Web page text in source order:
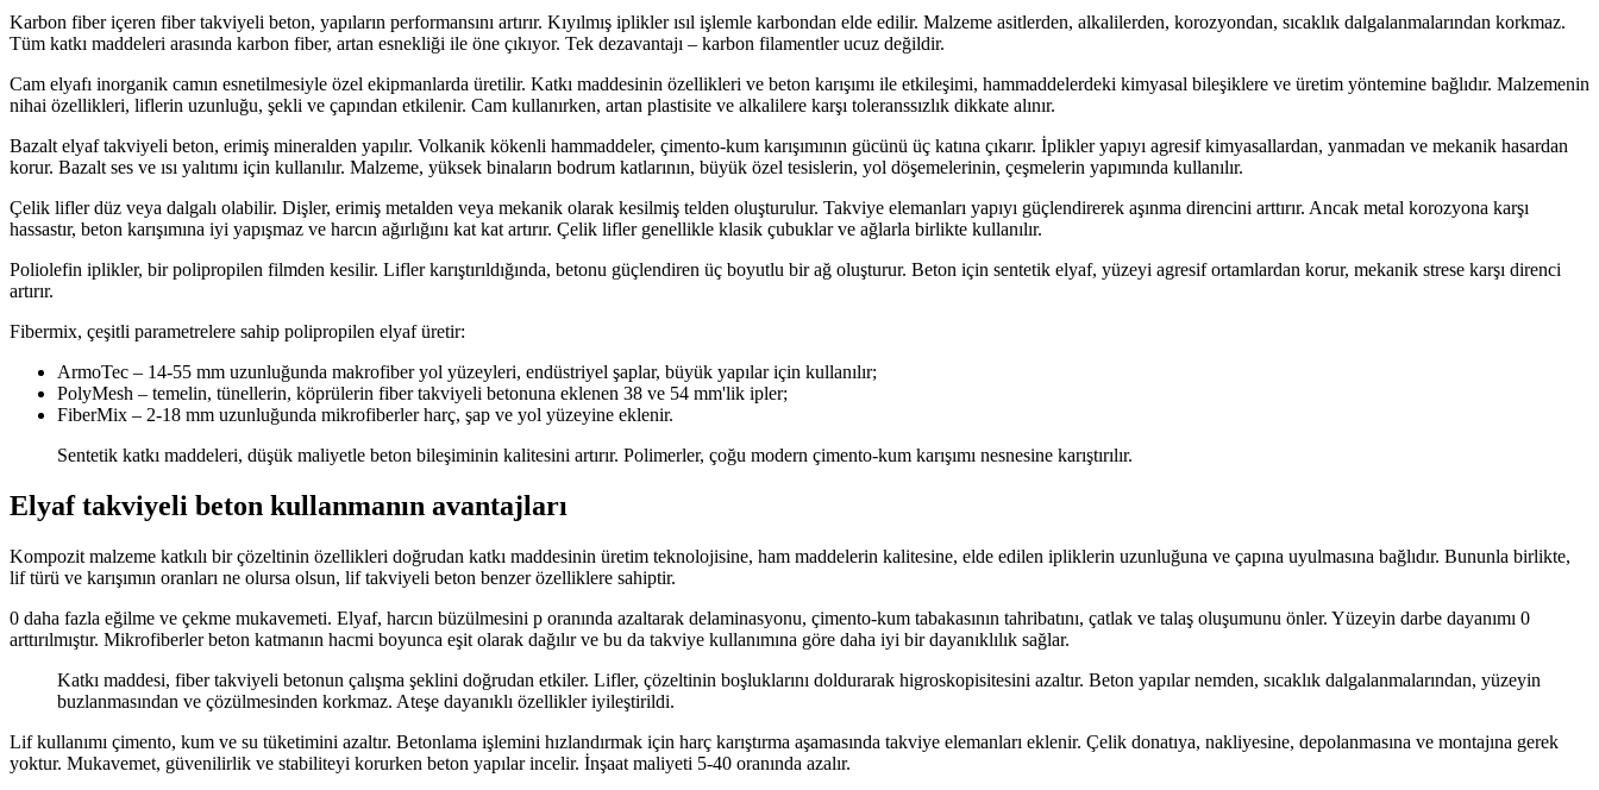
Karbon fiber içeren fiber takviyeli beton, yapıların performansını artırır. Kıyılmış iplikler ısıl işlemle karbondan elde edilir. Malzeme asitlerden, alkalilerden, korozyondan, sıcaklık dalgalanmalarından korkmaz.
Tüm katkı maddeleri arasında karbon fiber, artan esnekliği ile öne çıkıyor. Tek dezavantajı – karbon filamentler ucuz değildir.
Cam elyafı inorganik camın esnetilmesiyle özel ekipmanlarda üretilir. Katkı maddesinin özellikleri ve beton karışımı ile etkileşimi, hammaddelerdeki kimyasal bileşiklere ve üretim yöntemine bağlıdır. Malzemenin
nihai özellikleri, liflerin uzunluğu, şekli ve çapından etkilenir. Cam kullanırken, artan plastisite ve alkalilere karşı toleranssızlık dikkate alınır.
Bazalt elyaf takviyeli beton, erimiş mineralden yapılır. Volkanik kökenli hammaddeler, çimento-kum karışımının gücünü üç katına çıkarır. İplikler yapıyı agresif kimyasallardan, yanmadan ve mekanik hasardan
korur. Bazalt ses ve ısı yalıtımı için kullanılır. Malzeme, yüksek binaların bodrum katlarının, büyük özel tesislerin, yol döşemelerinin, çeşmelerin yapımında kullanılır.
Çelik lifler düz veya dalgalı olabilir. Dişler, erimiş metalden veya mekanik olarak kesilmiş telden oluşturulur. Takviye elemanları yapıyı güçlendirerek aşınma direncini arttırır. Ancak metal korozyona karşı
hassastır, beton karışımına iyi yapışmaz ve harcın ağırlığını kat kat artırır. Çelik lifler genellikle klasik çubuklar ve ağlarla birlikte kullanılır.
Poliolefin iplikler, bir polipropilen filmden kesilir. Lifler karıştırıldığında, betonu güçlendiren üç boyutlu bir ağ oluşturur. Beton için sentetik elyaf, yüzeyi agresif ortamlardan korur, mekanik strese karşı direnci
artırır.
Fibermix, çeşitli parametrelere sahip polipropilen elyaf üretir:
ArmoTec – 14-55 mm uzunluğunda makrofiber yol yüzeyleri, endüstriyel şaplar, büyük yapılar için kullanılır;
PolyMesh – temelin, tünellerin, köprülerin fiber takviyeli betonuna eklenen 38 ve 54 mm'lik ipler;
FiberMix – 2-18 mm uzunluğunda mikrofiberler harç, şap ve yol yüzeyine eklenir.
Sentetik katkı maddeleri, düşük maliyetle beton bileşiminin kalitesini artırır. Polimerler, çoğu modern çimento-kum karışımı nesnesine karıştırılır.
Elyaf takviyeli beton kullanmanın avantajları
Kompozit malzeme katkılı bir çözeltinin özellikleri doğrudan katkı maddesinin üretim teknolojisine, ham maddelerin kalitesine, elde edilen ipliklerin uzunluğuna ve çapına uyulmasına bağlıdır. Bununla birlikte,
lif türü ve karışımın oranları ne olursa olsun, lif takviyeli beton benzer özelliklere sahiptir.
0 daha fazla eğilme ve çekme mukavemeti. Elyaf, harcın büzülmesini p oranında azaltarak delaminasyonu, çimento-kum tabakasının tahribatını, çatlak ve talaş oluşumunu önler. Yüzeyin darbe dayanımı 0
arttırılmıştır. Mikrofiberler beton katmanın hacmi boyunca eşit olarak dağılır ve bu da takviye kullanımına göre daha iyi bir dayanıklılık sağlar.
Katkı maddesi, fiber takviyeli betonun çalışma şeklini doğrudan etkiler. Lifler, çözeltinin boşluklarını doldurarak higroskopisitesini azaltır. Beton yapılar nemden, sıcaklık dalgalanmalarından, yüzeyin
buzlanmasından ve çözülmesinden korkmaz. Ateşe dayanıklı özellikler iyileştirildi.
Lif kullanımı çimento, kum ve su tüketimini azaltır. Betonlama işlemini hızlandırmak için harç karıştırma aşamasında takviye elemanları eklenir. Çelik donatıya, nakliyesine, depolanmasına ve montajına gerek
yoktur. Mukavemet, güvenilirlik ve stabiliteyi korurken beton yapılar incelir. İnşaat maliyeti 5-40 oranında azalır.